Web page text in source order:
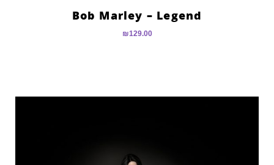
Bob Marley – Legend
₪129.00